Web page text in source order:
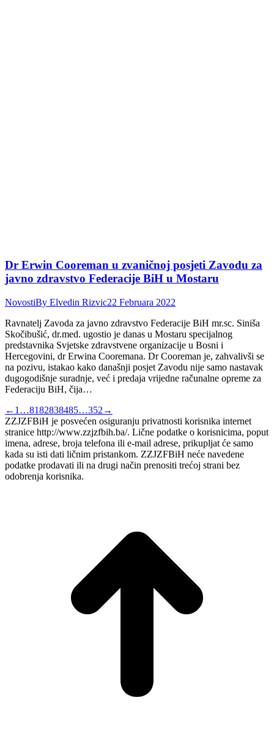
Dr Erwin Cooreman u zvaničnoj posjeti Zavodu za
javno zdravstvo Federacije BiH u Mostaru
NovostiBy Elvedin Rizvic22 Februara 2022
Ravnatelj Zavoda za javno zdravstvo Federacije BiH mr.sc. Siniša
Skočibušić, dr.med. ugostio je danas u Mostaru specijalnog
predstavnika Svjetske zdravstvene organizacije u Bosni i
Hercegovini, dr Erwina Cooremana. Dr Cooreman je, zahvalivši se
na pozivu, istakao kako današnji posjet Zavodu nije samo nastavak
dugogodišnje suradnje, već i predaja vrijedne računalne opreme za
Federaciju BiH, čija…
← 1 …8182838485…352 →
ZZJZFBiH je posvećen osiguranju privatnosti korisnika internet
stranice http://www.zzjzfbih.ba/. Lične podatke o korisnicima, poput
imena, adrese, broja telefona ili e-mail adrese, prikupljat će samo
kada su isti dati ličnim pristankom. ZZJZFBiH neće navedene
podatke prodavati ili na drugi način prenositi trećoj strani bez
odobrenja korisnika.